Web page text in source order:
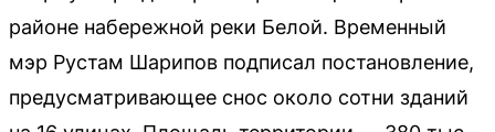
районе набережной реки Белой. Временный
мэр Рустам Шарипов подписал постановление,
предусматривающее снос около сотни зданий